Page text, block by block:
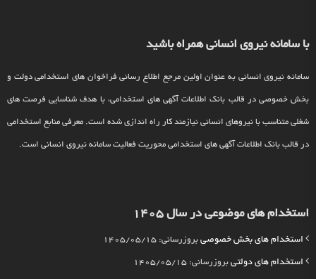
با سامانه نیروی انسانی همراه باشید
سامانه نیروی انسانی به عنوان اولین مرجع اطلاع رسانی فراخوان های استخدامی دولت و
بخش خصوصی در قالب بانک اطلاعات آگهی های استخدامی، با هدف شناسایی فرصت های
شغلی متناسب با نیروهای انسانی نیازمند کار راه اندازی شده است. معرفی منابع استخدامی
در قالب بانک اطلاعات آگهی های استخدامی محوریت فعالیت سامانه نیروی انسانی است.
استخدام های موضوعی در سال 1405
استخدام های بخش خصوصی بروزرسانی: 1405/05/15
استخدام های دولتی بروزرسانی: 1405/05/15